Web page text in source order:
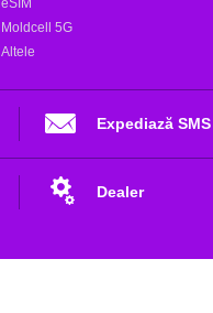
Moldcell 5G
Altele
Expediază SMS
Dealer